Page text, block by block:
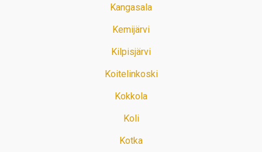
Kangasala
Kemijärvi
Kilpisjärvi
Koitelinkoski
Kokkola
Koli
Kotka